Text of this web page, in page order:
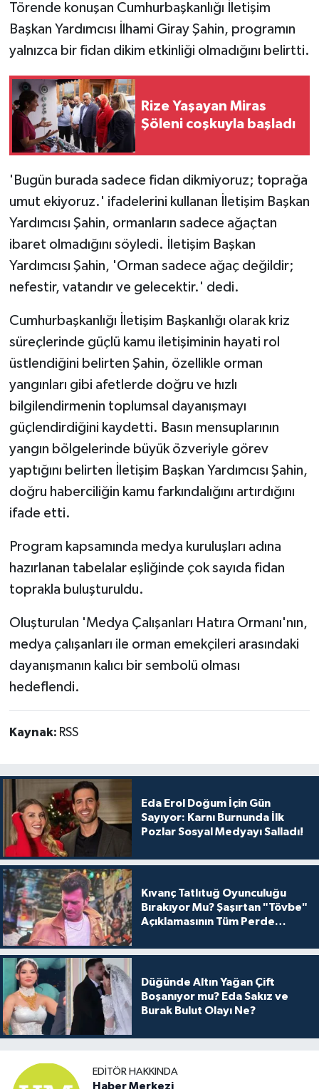
Törende konuşan Cumhurbaşkanlığı İletişim
Başkan Yardımcısı İlhami Giray Şahin, programın
yalnızca bir fidan dikim etkinliği olmadığını belirtti.
Rize Yaşayan Miras
Şöleni coşkuyla başladı
'Bugün burada sadece fidan dikmiyoruz; toprağa
umut ekiyoruz.' ifadelerini kullanan İletişim Başkan
Yardımcısı Şahin, ormanların sadece ağaçtan
ibaret olmadığını söyledi. İletişim Başkan
Yardımcısı Şahin, 'Orman sadece ağaç değildir;
nefestir, vatandır ve gelecektir.' dedi.
Cumhurbaşkanlığı İletişim Başkanlığı olarak kriz
süreçlerinde güçlü kamu iletişiminin hayati rol
üstlendiğini belirten Şahin, özellikle orman
yangınları gibi afetlerde doğru ve hızlı
bilgilendirmenin toplumsal dayanışmayı
güçlendirdiğini kaydetti. Basın mensuplarının
yangın bölgelerinde büyük özveriyle görev
yaptığını belirten İletişim Başkan Yardımcısı Şahin,
doğru haberciliğin kamu farkındalığını artırdığını
ifade etti.
Program kapsamında medya kuruluşları adına
hazırlanan tabelalar eşliğinde çok sayıda fidan
toprakla buluşturuldu.
Oluşturulan 'Medya Çalışanları Hatıra Ormanı'nın,
medya çalışanları ile orman emekçileri arasındaki
dayanışmanın kalıcı bir sembolü olması
hedeflendi.
Kaynak: RSS
Eda Erol Doğum İçin Gün
Sayıyor: Karnı Burnunda İlk
Pozlar Sosyal Medyayı Salladı!
Kıvanç Tatlıtuğ Oyunculuğu
Bırakıyor Mu? Şaşırtan "Tövbe"
Açıklamasının Tüm Perde
Düğünde Altın Yağan Çift
Boşanıyor mu? Eda Sakız ve
Burak Bulut Olayı Ne?
EDITÖR HAKKINDA
Haber Merkezi